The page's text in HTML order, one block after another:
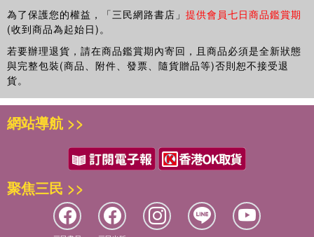
為了保護您的權益，「三民網路書店」 提供會員七日商品鑑賞期
(收到商品為起始日)。
若要辦理退貨，請在商品鑑賞期內寄回，且商品必須是全新狀態
與完整包裝(商品、附件、發票、隨貨贈品等)否則恕不接受退
貨。
網站導航 >>
聚焦三民 >>